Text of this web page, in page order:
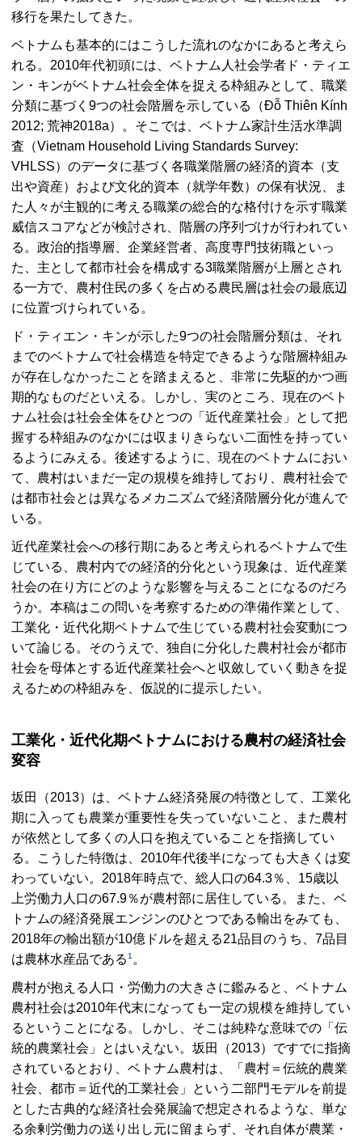
移行を果たしてきた。
ベトナムも基本的にはこうした流れのなかにあると考えら
れる。2010年代初頭には、ベトナム人社会学者ド・ティエ
ン・キンがベトナム社会全体を捉える枠組みとして、職業
分類に基づく9つの社会階層を示している（Đỗ Thiên Kính
2012; 荒神2018a）。そこでは、ベトナム家計生活水準調
査（Vietnam Household Living Standards Survey:
VHLSS）のデータに基づく各職業階層の経済的資本（支
出や資産）および文化的資本（就学年数）の保有状況、ま
た人々が主観的に考える職業の総合的な格付けを示す職業
威信スコアなどが検討され、階層の序列づけが行われてい
る。政治的指導層、企業経営者、高度専門技術職といっ
た、主として都市社会を構成する3職業階層が上層とされ
る一方で、農村住民の多くを占める農民層は社会の最底辺
に位置づけられている。
ド・ティエン・キンが示した9つの社会階層分類は、それ
までのベトナムで社会構造を特定できるような階層枠組み
が存在しなかったことを踏まえると、非常に先駆的かつ画
期的なものだといえる。しかし、実のところ、現在のベト
ナム社会は社会全体をひとつの「近代産業社会」として把
握する枠組みのなかには収まりきらない二面性を持ってい
るようにみえる。後述するように、現在のベトナムにおい
て、農村はいまだ一定の規模を維持しており、農村社会で
は都市社会とは異なるメカニズムで経済階層分化が進んで
いる。
近代産業社会への移行期にあると考えられるベトナムで生
じている、農村内での経済的分化という現象は、近代産業
社会の在り方にどのような影響を与えることになるのだろ
うか。本稿はこの問いを考察するための準備作業として、
工業化・近代化期ベトナムで生じている農村社会変動につ
いて論じる。そのうえで、独自に分化した農村社会が都市
社会を母体とする近代産業社会へと収斂していく動きを捉
えるための枠組みを、仮説的に提示したい。
工業化・近代化期ベトナムにおける農村の経済社会
変容
坂田（2013）は、ベトナム経済発展の特徴として、工業化
期に入っても農業が重要性を失っていないこと、また農村
が依然として多くの人口を抱えていることを指摘してい
る。こうした特徴は、2010年代後半になっても大きくは変
わっていない。2018年時点で、総人口の64.3％、15歳以
上労働力人口の67.9％が農村部に居住している。また、ベ
トナムの経済発展エンジンのひとつである輸出をみても、
2018年の輸出額が10億ドルを超える21品目のうち、7品目
は農林水産品である 1 。
農村が抱える人口・労働力の大きさに鑑みると、ベトナム
農村社会は2010年代末になっても一定の規模を維持してい
るということになる。しかし、そこは純粋な意味での「伝
統的農業社会」とはいえない。坂田（2013）ですでに指摘
されているとおり、ベトナム農村は、「農村＝伝統的農業
社会、都市＝近代的工業社会」という二部門モデルを前提
とした古典的な経済社会発展論で想定されるような、単な
る余剰労働力の送り出し元に留まらず、それ自体が農業・